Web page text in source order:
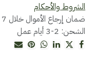
الشروط والأحكام
ضمان إرجاع الأموال خلال 7 أيام عمل
الشحن: 2-3 أيام عمل